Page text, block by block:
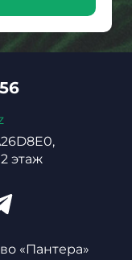
этаж
«Пантера»